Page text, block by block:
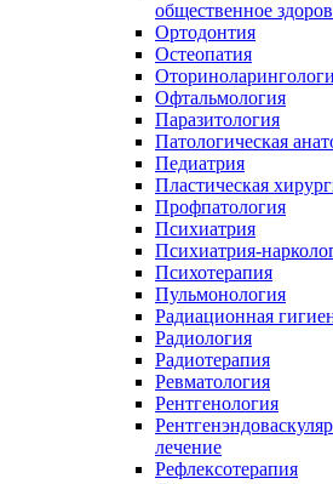
общественное
Ортодонтия
Остеопатия
Офтальмология
Паразитология
Патологическая
Педиатрия
Пластическая
Профпатология
Психиатрия
Психиатрия-
Психотерапия
Пульмонология
Радиационная
Радиология
Радиотерапия
Ревматология
Рентгенология
лечение
Рефлексотерапия